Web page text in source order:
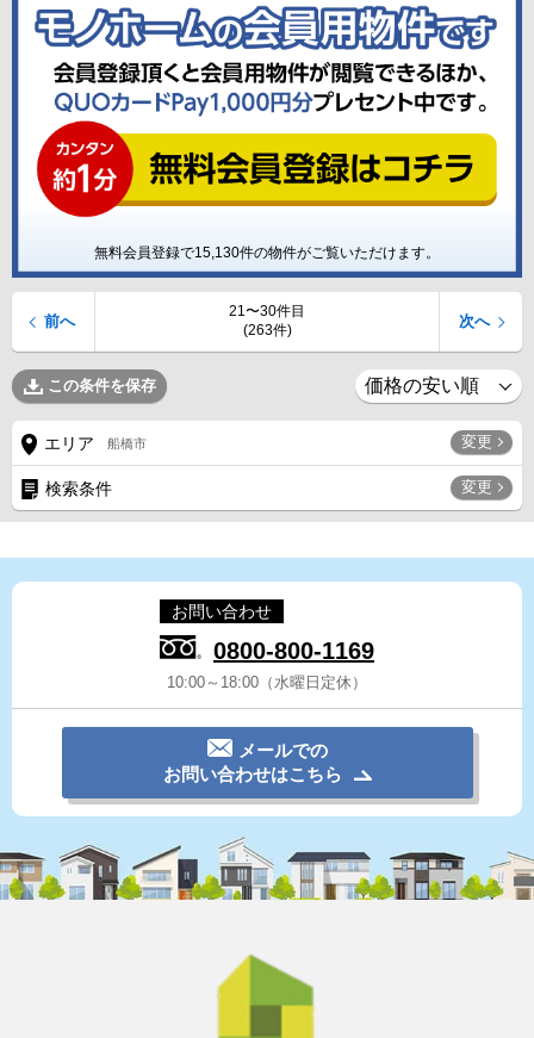
無料会員登録で15,130件の物件がご覧いただけます。
21〜30件目
(263件)
前へ 次へ
この条件を保存
エリア 船橋市 変更
検索条件 変更
お問い合わせ
0800-800-1169
10:00～18:00（水曜日定休）
メールでの
お問い合わせはこちら